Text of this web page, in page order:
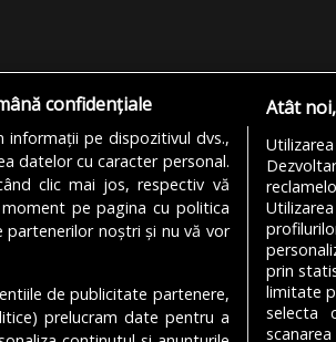
MODIFICĂ
confidențiale
informații pe dispozitivul dvs.,
datelor cu caracter personal.
clic mai jos, respectiv vă
pe pagina cu politica
noștri și nu vă vor
de publicitate partenere,
prelucram date pentru a
Atât
prin
limitate
selecta